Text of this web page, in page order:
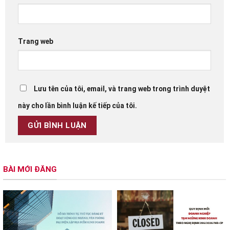
Trang web
Lưu tên của tôi, email, và trang web trong trình duyệt
này cho lần bình luận kế tiếp của tôi.
BÀI MỚI ĐĂNG